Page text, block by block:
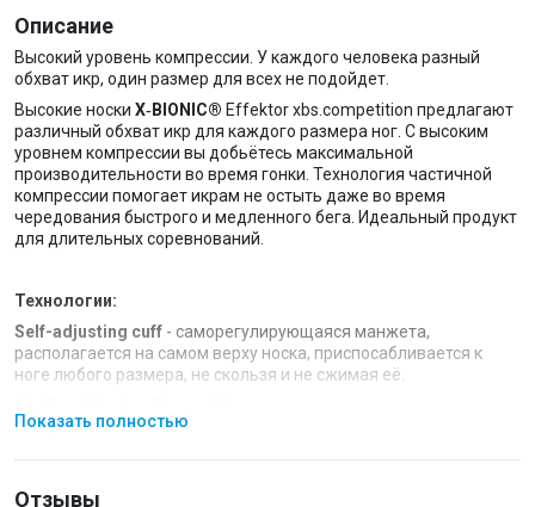
Описание
Высокий уровень компрессии. У каждого человека разный
обхват икр, один размер для всех не подойдет.
Высокие носки X‐BIONIC® Effektor xbs.competition предлагают
различный обхват икр для каждого размера ног. С высоким
уровнем компрессии вы добьётесь максимальной
производительности во время гонки. Технология частичной
компрессии помогает икрам не остыть даже во время
чередования быстрого и медленного бега. Идеальный продукт
для длительных соревнований.
Технологии:
Self-adjusting cuff - саморегулирующаяся манжета,
располагается на самом верху носка, приспосабливается к
ноге любого размера, не скользя и не сжимая её.
нагретого воздуха по специальным каналам от подошвы стопы
AirFlow™ AnklePads
Показать полностью
Отзывы